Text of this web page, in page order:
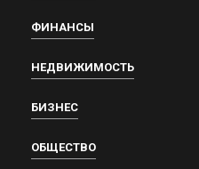
ФИНАНСЫ
НЕДВИЖИМОСТЬ
БИЗНЕС
ОБЩЕСТВО